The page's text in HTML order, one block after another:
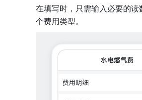
在填写时，只需输入必要的
个费用类型。